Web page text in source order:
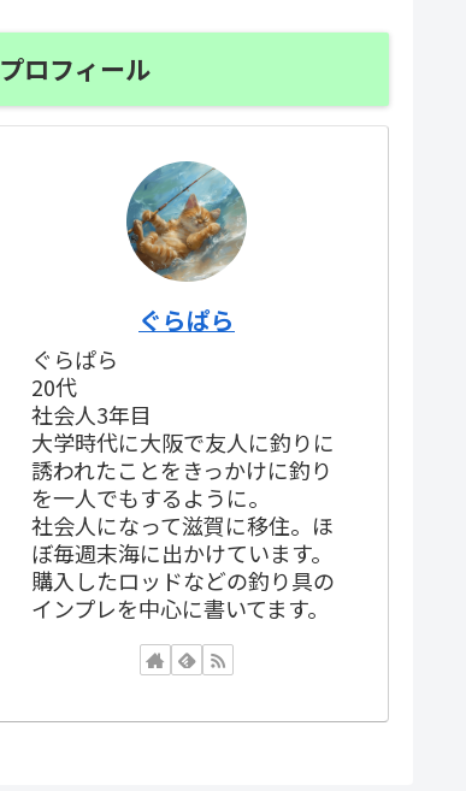
プロフィール
ぐらぱら
ぐらぱら
20代
社会人3年目
大学時代に大阪で友人に釣りに
誘われたことをきっかけに釣り
を一人でもするように。
社会人になって滋賀に移住。ほ
ぼ毎週末海に出かけています。
購入したロッドなどの釣り具の
インプレを中心に書いてます。